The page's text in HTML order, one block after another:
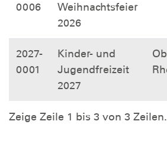
0006
Weihnachtsfeier
2026
2027-
0001
Kinder- und
Jugendfreizeit
2027
Zeige Zeile 1 bis 3 von 3 Zeilen.